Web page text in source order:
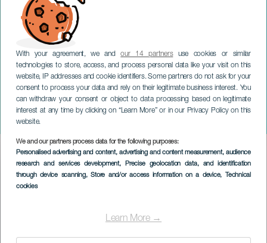
With your agreement, we andour 14 partnersuse cookies or similar
technologies to store, access, and process personal data like your visit on this
website, IP addresses and cookie identifiers. Some partners do not ask for your
consent to process your data and rely on their legitimate business interest. You
can withdraw your consent or object to data processing based on legitimate
interest at any time by clicking on “Learn More” or in our Privacy Policy on this
website.
We and our partners process data for the following purposes:
Personalised advertising and content, advertising and content measurement, audience
research and services development, Precise geolocation data, and identification
through device scanning, Store and/or access information on a device, Technical
cookies
Learn More →
Midlertidig udstilling:
Kunstnerisk integration
GRAN CANARIA
Imagen
Listado